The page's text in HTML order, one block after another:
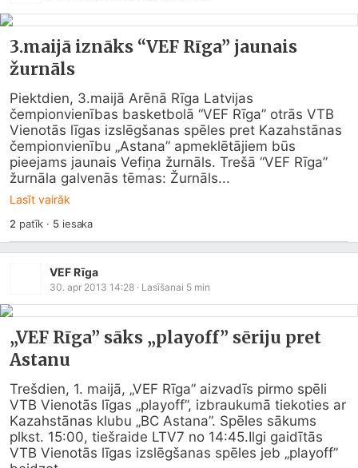
3.maijā iznāks “VEF Rīga” jaunais
žurnāls
Piektdien, 3.maijā Arēnā Rīga Latvijas
čempionvienības basketbolā “VEF Rīga” otrās VTB
Vienotās līgas izslēgšanas spēles pret Kazahstānas
čempionvienību „Astana” apmeklētājiem būs
pieejams jaunais Vefiņa žurnāls. Trešā “VEF Rīga”
žurnāla galvenās tēmas: Žurnāls...
Lasīt vairāk
2 patīk · 5iesaka
VEF Rīga
30. apr 2013 14:28 · Lasīšanai 5 min
„VEF Rīga” sāks „playoff” sēriju pret
Astanu
Trešdien, 1. maijā, „VEF Rīga” aizvadīs pirmo spēli
VTB Vienotās līgas „playoff”, izbraukumā tiekoties ar
Kazahstānas klubu „BC Astana”. Spēles sākums
plkst. 15:00, tiešraide LTV7 no 14:45.Ilgi gaidītās
VTB Vienotās līgas izslēgšanas spēles jeb „playoff”